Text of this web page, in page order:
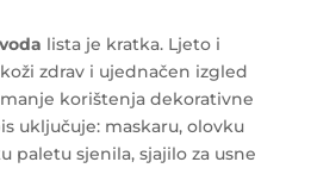
lista je kratka. Ljeto i
zdrav i ujednačen izgled
korištenja dekorativne
uključuje: maskaru, olovku
paletu sjenila, sjajilo za usne